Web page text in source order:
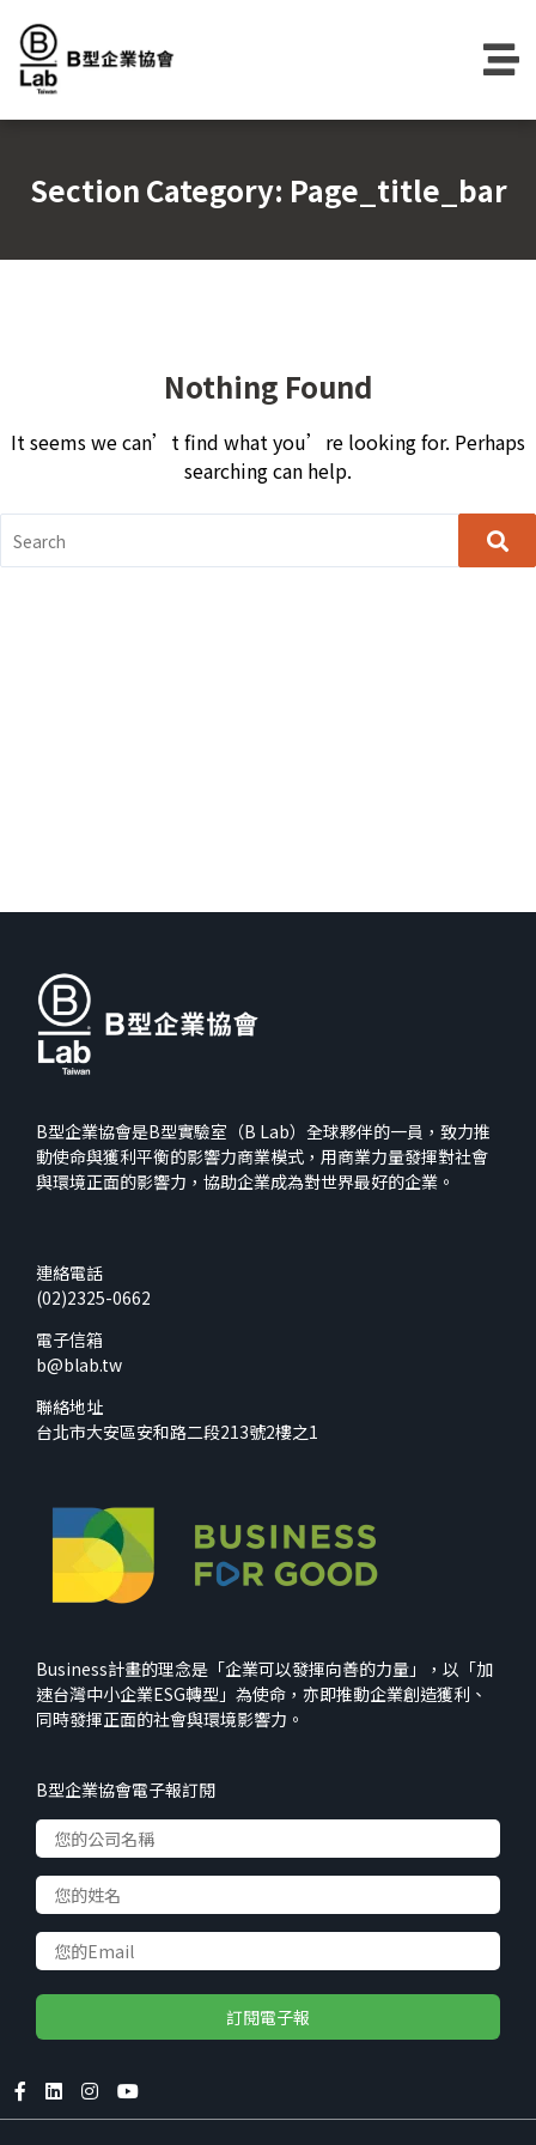
content
Section Category: Page_title_bar
Nothing Found
It seems we can’t find what you’re looking for. Perhaps
searching can help.
Search
B型企業協會是B型實驗室（B Lab）全球夥伴的一員，致力推
動使命與獲利平衡的影響力商業模式，用商業力量發揮對社會
與環境正面的影響力，協助企業成為對世界最好的企業。
連絡電話
(02)2325-0662
電子信箱
b@blab.tw
聯絡地址
台北市大安區安和路二段213號2樓之1
Business計畫的理念是「企業可以發揮向善的力量」，以「加
速台灣中小企業ESG轉型」為使命，亦即推動企業創造獲利、
同時發揮正面的社會與環境影響力。
B型企業協會電子報訂閱